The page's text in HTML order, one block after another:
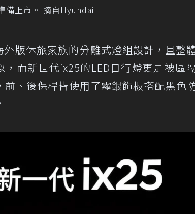
備上市。 摘自Hyundai
版休旅家族的分離式燈組設計，且整
而新世代ix25的LED日行燈更是被區
、後保桿皆使用了霧銀飾板搭配黑色